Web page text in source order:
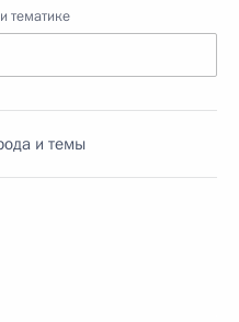
тематике
и темы